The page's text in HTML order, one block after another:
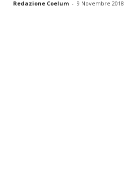
Redazione Coelum - 9 Novembre 2018